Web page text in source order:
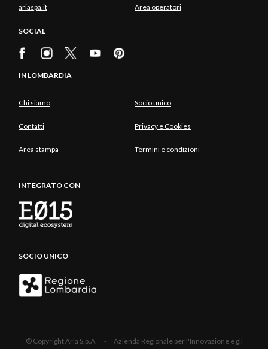
ariaspa.it Area operatori
SOCIAL
IN LOMBARDIA
Chi siamo Socio unico
Contatti Privacy e Cookies
Area stampa Termini e condizioni
INTEGRATO CON
SOCIO UNICO
© Copyright Aria S.p.A. - Azienda Regionale per l'Innovazione e gli